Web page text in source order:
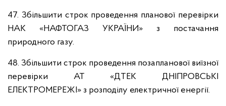
47. Збільшити строк проведення планової перевірки
НАК «НАФТОГАЗ УКРАЇНИ» з постачання
природного газу.
48. Збільшити строк проведення позапланової виїзної
перевірки АТ «ДТЕК ДНІПРОВСЬКІ
ЕЛЕКТРОМЕРЕЖІ» з розподілу електричної енергії.